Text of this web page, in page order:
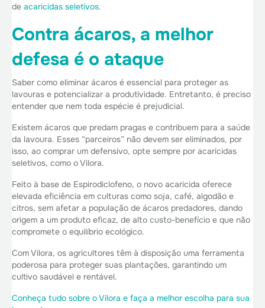
de acaricidas seletivos.
Contra ácaros, a melhor
defesa é o ataque
Saber como eliminar ácaros é essencial para proteger as
lavouras e potencializar a produtividade. Entretanto, é preciso
entender que nem toda espécie é prejudicial.
Existem ácaros que predam pragas e contribuem para a saúde
da lavoura. Esses “parceiros” não devem ser eliminados, por
isso, ao comprar um defensivo, opte sempre por acaricidas
seletivos, como o Vilora.
Feito à base de Espirodiclofeno, o novo acaricida oferece
elevada eficiência em culturas como soja, café, algodão e
citros, sem afetar a população de ácaros predadores, dando
origem a um produto eficaz, de alto custo-benefício e que não
compromete o equilíbrio ecológico.
Com Vilora, os agricultores têm à disposição uma ferramenta
poderosa para proteger suas plantações, garantindo um
cultivo saudável e rentável.
Conheça tudo sobre o Vilora e faça a melhor escolha para sua